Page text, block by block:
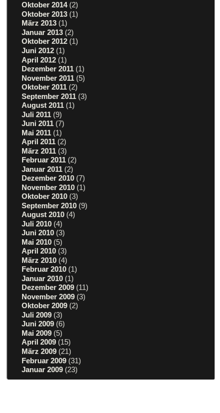
Oktober 2014(2)
Oktober 2013 (1)
März 2013 (1)
Januar 2013 (2)
Oktober 2012 (1)
Juni 2012 (1)
April 2012 (1)
Dezember 2011 (1)
November 2011 (5)
Oktober 2011 (2)
September 2011 (3)
August 2011 (1)
Juli 2011 (9)
Juni 2011 (7)
Mai 2011 (1)
April 2011 (2)
März 2011 (3)
Februar 2011 (2)
Januar 2011 (2)
Dezember 2010 (7)
November 2010 (1)
Oktober 2010 (3)
September 2010 (9)
August 2010 (4)
Juli 2010 (4)
Juni 2010 (3)
Mai 2010 (5)
April 2010 (3)
März 2010 (4)
Februar 2010 (1)
Januar 2010 (1)
Dezember 2009 (11)
November 2009 (3)
Oktober 2009 (2)
Juli 2009 (3)
Juni 2009 (6)
Mai 2009 (5)
April 2009 (15)
März 2009 (21)
Februar 2009 (31)
Januar 2009 (23)